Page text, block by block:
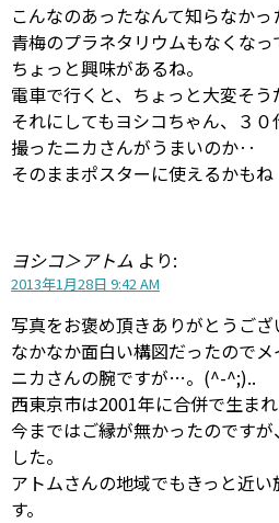
こんなのあったなんて知らなかっ
青梅のプラネタリウムもなくなっ
ちょっと興味があるね。
電車で行くと、ちょっと大変そ
それにしてもヨシコちゃん、３０
撮ったニカさんがうまいのか‥
そのままポスターに使えるかもね
ヨシコ＞アトム より:
2013年1月28日 9:42 AM
写真をお褒め頂きありがとうござ
なかなか面白い構図だったのでメ
ニカさんの腕ですが…。(^-^;)..
西東京市は2001年に合併で生ま
今まではご縁が無かったのです
した。
アトムさんの地域でもきっと近
す。